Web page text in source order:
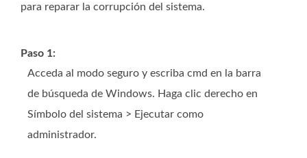
para reparar la corrupción del sistema.
Paso 1:
Acceda al modo seguro y escriba cmd en la barra
de búsqueda de Windows. Haga clic derecho en
Símbolo del sistema > Ejecutar como
administrador.